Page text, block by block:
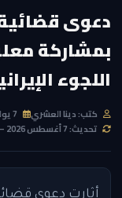
دعوى
بمشاركة
اللجوء
كتب: دينا العشري
تحديث: 7 أغسطس 2026 — 8:48 PM
أثارت دعوى